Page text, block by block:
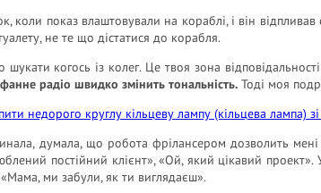
коли показ влаштовували на кораблі, і він
не те що дістатися до корабля.
шукати когось із колег. Це твоя зона
радіо швидко змінить тональність. Тоді моя
думала, що робота фрілансером дозволить
постійний клієнт», «Ой, який цікавий
ми забули, як ти виглядаєш».